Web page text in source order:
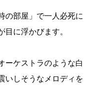
の部屋」で一人必死に
に浮かびます。
ーケストラのような白
いしそうなメロディを